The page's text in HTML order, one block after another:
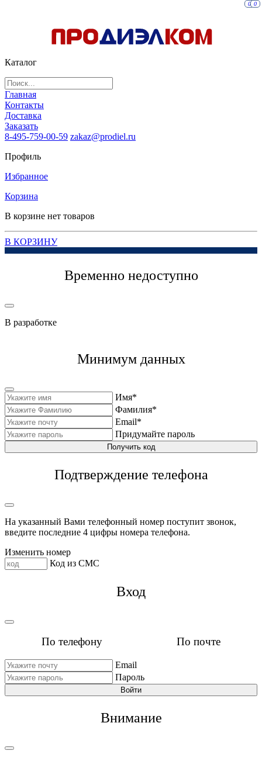
Каталог
Главная
Контакты
Доставка
Заказать
8-495-759-00-59 zakaz@prodiel.ru
Профиль
Избранное
0
Корзина
0
В корзине нет товаров
В КОРЗИНУ
Временно недоступно
В разработке
Минимум данных
Имя*
Фамилия*
Email*
Придумайте пароль
Получить код
Подтверждение телефона
На указанный Вами телефонный номер поступит звонок,
введите последние 4 цифры номера телефона.
Изменить номер
Код из СМС
Вход
По телефону По почте
Email
Пароль
Войти
Внимание